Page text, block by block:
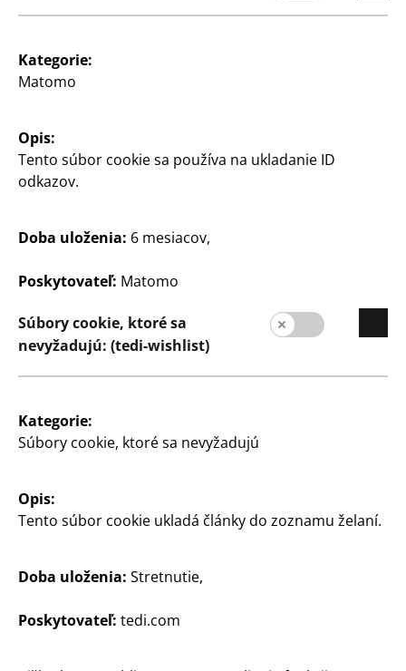
Spoločnosť
Expanzia
Kvalita
Udržateľnosť
Kontakt
Informácia pre zákazníkov
Vyhľadávač pobočiek
Slovensko / Slowakisch
Kategorie:
Matomo
Opis:
Tento súbor cookie sa používa na ukladanie ID
odkazov.
Doba uloženia: 6 mesiacov,
Poskytovateľ: Matomo
Súbory cookie, ktoré sa
nevyžadujú: (tedi-wishlist)
Kategorie:
Súbory cookie, ktoré sa nevyžadujú
Opis:
Tento súbor cookie ukladá články do zoznamu želaní.
Doba uloženia: Stretnutie,
Poskytovateľ: tedi.com